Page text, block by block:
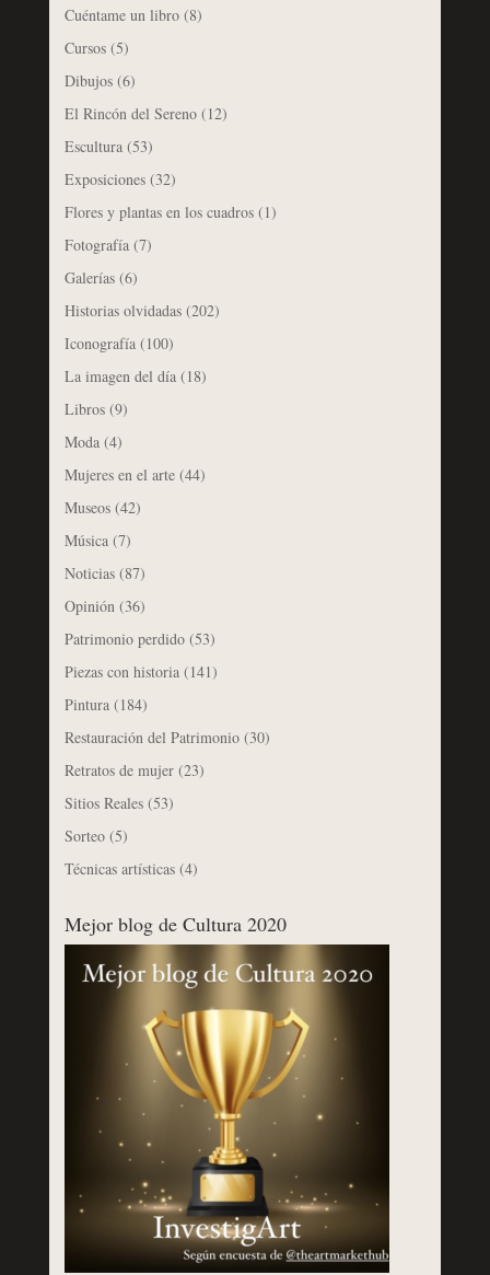
Cuéntame un libro(8)
Cursos(5)
Dibujos(6)
El Rincón del Sereno(12)
Escultura(53)
Exposiciones(32)
Flores y plantas en los cuadros(1)
Fotografía(7)
Galerías(6)
Historias olvidadas(202)
Iconografía(100)
La imagen del día(18)
Libros(9)
Moda(4)
Mujeres en el arte(44)
Museos(42)
Música(7)
Noticias(87)
Opinión(36)
Patrimonio perdido(53)
Piezas con historia(141)
Pintura(184)
Restauración del Patrimonio(30)
Retratos de mujer(23)
Sitios Reales(53)
Sorteo(5)
Técnicas artísticas(4)
Mejor blog de Cultura 2020